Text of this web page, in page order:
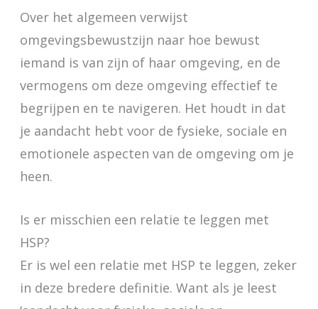
Over het algemeen verwijst
omgevingsbewustzijn naar hoe bewust
iemand is van zijn of haar omgeving, en de
vermogens om deze omgeving effectief te
begrijpen en te navigeren. Het houdt in dat
je aandacht hebt voor de fysieke, sociale en
emotionele aspecten van de omgeving om je
heen.
Is er misschien een relatie te leggen met
HSP?
Er is wel een relatie met HSP te leggen, zeker
in deze bredere definitie. Want als je leest